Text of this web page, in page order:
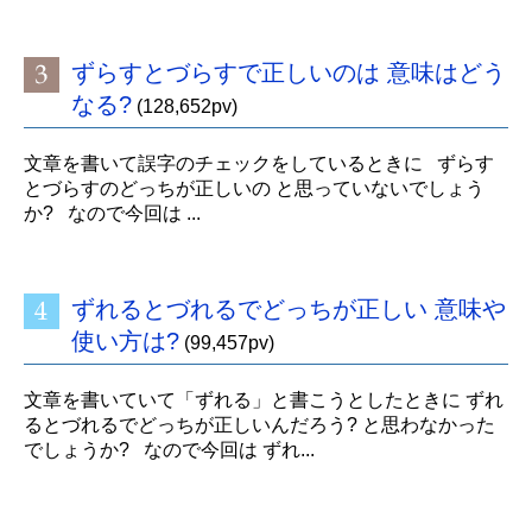
ずらすとづらすで正しいのは 意味はどう
なる? (128,652pv)
文章を書いて誤字のチェックをしているときに ずらす
とづらすのどっちが正しいの と思っていないでしょう
か? なので今回は ...
ずれるとづれるでどっちが正しい 意味や
使い方は? (99,457pv)
文章を書いていて「ずれる」と書こうとしたときに ずれ
るとづれるでどっちが正しいんだろう? と思わなかった
でしょうか? なので今回は ずれ...